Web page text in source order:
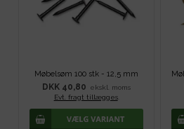
Møbelsøm 100 stk - 12,5 mm
DKK 40,80
ekskl. moms
Evt. fragt tillægges.